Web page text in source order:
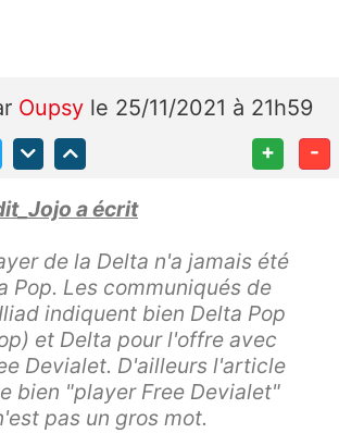
Oupsy le 25/11/2021 à 21h59
+ -
a écrit
de la Delta n'a jamais été
Pop. Les communiqués de
indiquent bien Delta Pop
et Delta pour l'offre avec
Devialet. D'ailleurs l'article
bien "player Free Devialet"
pas un gros mot.